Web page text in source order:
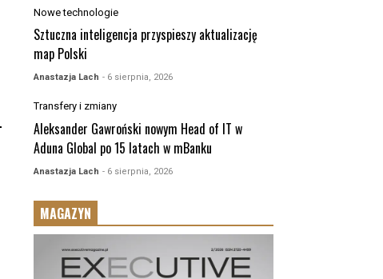
Nowe technologie
Sztuczna inteligencja przyspieszy aktualizację
map Polski
Anastazja Lach - 6 sierpnia, 2026
Transfery i zmiany
Aleksander Gawroński nowym Head of IT w
Aduna Global po 15 latach w mBanku
Anastazja Lach - 6 sierpnia, 2026
MAGAZYN